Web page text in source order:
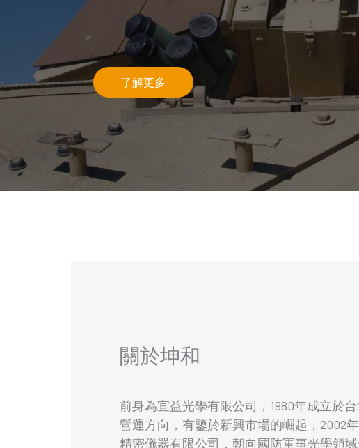
了解更多
關於坤和
前身為宜益光學有限公司，1980年成立於
營運方向，有鑒於新興市場的崛起，2002
精密儀器有限公司，朝向國防軍事光學領